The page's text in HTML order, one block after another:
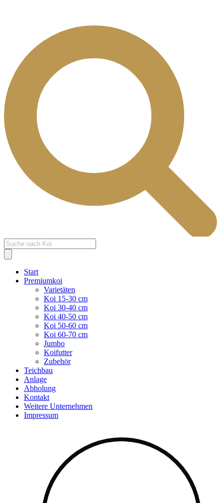
Products
search
Start
Premiumkoi
Varietäten
Koi 15-30 cm
Koi 30-40 cm
Koi 40-50 cm
Koi 50-60 cm
Koi 60-70 cm
Jumbo
Koifutter
Zubehör
Teichbau
Anlage
Abholung
Kontakt
Weitere Unternehmen
Impressum